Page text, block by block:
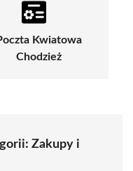
Kwiatowa
Chodzież
Zakupy i